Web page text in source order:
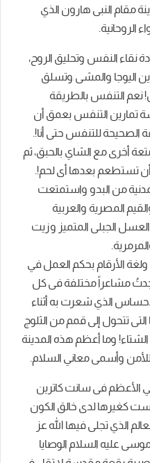
مقام النبى هارون الذي
الروحانية.
نقاء النفس وتحليق الروح،
اليوجا والمشى وتسلق
نعم التنفس بالطريقة
تمارين التنفس بعمق أن
الصحيحة للتنفس حتى أنا!.
أخرى مع الشاي بالحبق، ثم
تستطعم بعدها أى لحم!.
من البدو واستمتعت
المصرية والعربية
الجبلى المتميز وزيت
ولغة الأرقام بحكم العمل في
مشاعراً مختلفة فى كل
الذي شعرت به أثناء
تتحول إلى قمم من الثلوج
وما أعظم هذه المدينة
وأسمى معاني السلام.
الأعظم فى سانت كاترين
كغيرها لدى خالق الكون
الذي تجلى فيها الله عز
عليه السلام الوصايا